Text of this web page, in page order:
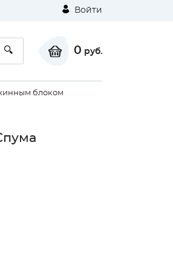
Войти
0 руб.
блоком